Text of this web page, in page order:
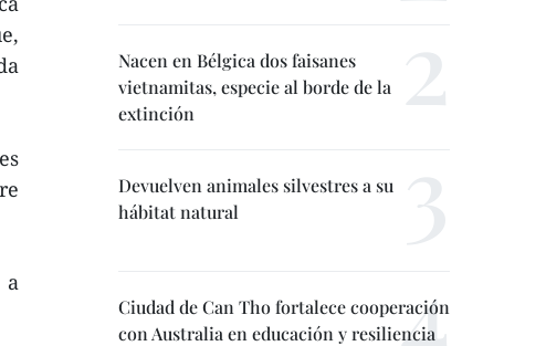
a
Nacen en Bélgica dos faisanes
vietnamitas, especie al borde de la
extinción
Devuelven animales silvestres a su
hábitat natural
Ciudad de Can Tho fortalece cooperación
con Australia en educación y resiliencia